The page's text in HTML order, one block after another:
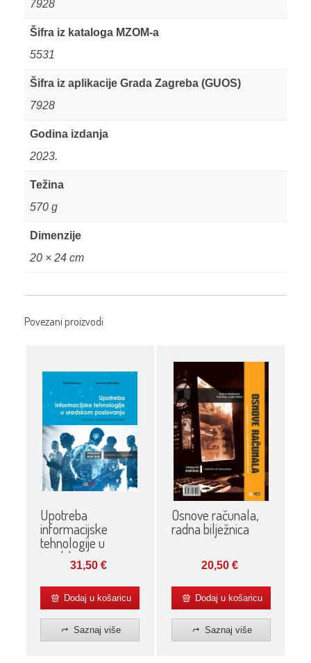
7928
Šifra iz kataloga MZOM-a
5531
Šifra iz aplikacije Grada Zagreba (GUOS)
7928
Godina izdanja
2023.
Težina
570 g
Dimenzije
20 × 24 cm
Povezani proizvodi
Upotreba
informacijske
tehnologije u
uredskom
poslovanju,
udžbenik
31,50€
Dodaj u košaricu
Saznaj više
Osnove računala,
radna bilježnica
20,50€
Dodaj u košaricu
Saznaj više